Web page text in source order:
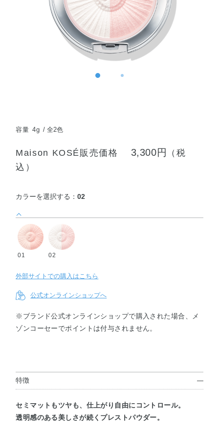
容量 4g 全2色
Maison KOSÉ販売価格 3,300円
（税
込）
カラーを選択する：02
01 02
外部サイトでの購入はこちら
公式オンラインショップへ
※ブランド公式オンラインショップで購入された場合、メ
ゾンコーセーでポイントは付与されません。
特徴
セミマットもツヤも、仕上がり自由にコントロール。
透明感のある美しさが続くプレストパウダー。